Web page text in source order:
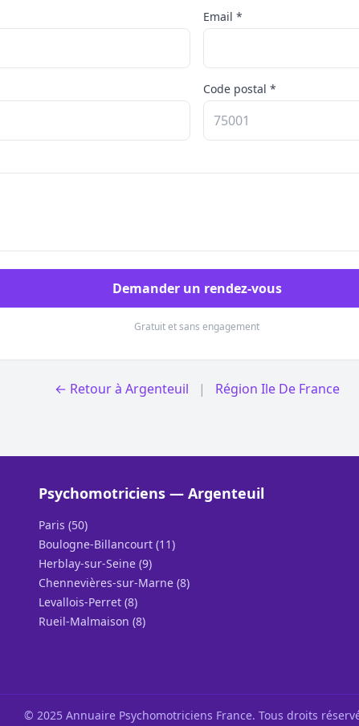
Email *
Code postal *
Demander un rendez-vous
Gratuit et sans engagement
← Retour à Argenteuil | Région Ile De France
Psychomotriciens — Argenteuil
Paris (50)
Boulogne-Billancourt (11)
Herblay-sur-Seine (9)
Chennevières-sur-Marne (8)
Levallois-Perret (8)
Rueil-Malmaison (8)
© 2025 Annuaire Psychomotriciens France. Tous droits